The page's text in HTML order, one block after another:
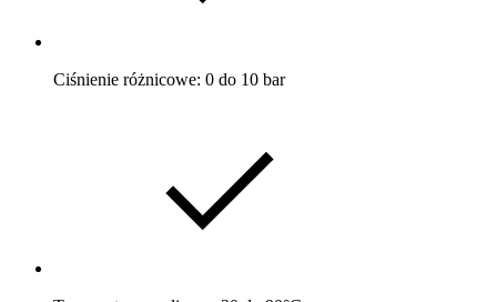
Ciśnienie różnicowe: 0 do 10 bar